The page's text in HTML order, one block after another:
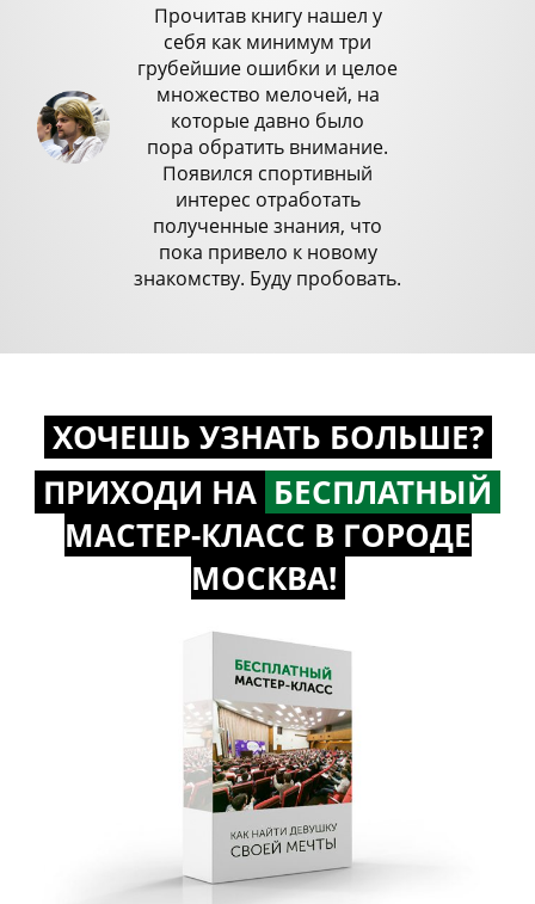
Прочитав книгу нашел у
себя как минимум три
грубейшие ошибки и целое
множество мелочей, на
которые давно было
пора обратить внимание.
Появился спортивный
интерес отработать
полученные знания, что
пока привело к новому
знакомству. Буду пробовать.
ХОЧЕШЬ УЗНАТЬ БОЛЬШЕ?
ПРИХОДИ НА БЕСПЛАТНЫЙ
МАСТЕР-КЛАСС В ГОРОДЕ
МОСКВА!